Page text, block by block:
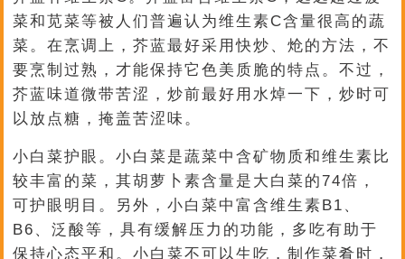
菜和苋菜等被人们普遍认为维生素C含量很高的蔬
菜。在烹调上，芥蓝最好采用快炒、炝的方法，不
要烹制过熟，才能保持它色美质脆的特点。不过，
芥蓝味道微带苦涩，炒前最好用水焯一下，炒时可
以放点糖，掩盖苦涩味。
小白菜护眼。小白菜是蔬菜中含矿物质和维生素比
较丰富的菜，其胡萝卜素含量是大白菜的74倍，
可护眼明目。另外，小白菜中富含维生素B1、
B6、泛酸等，具有缓解压力的功能，多吃有助于
保持心态平和。小白菜不可以生吃，制作菜肴时，